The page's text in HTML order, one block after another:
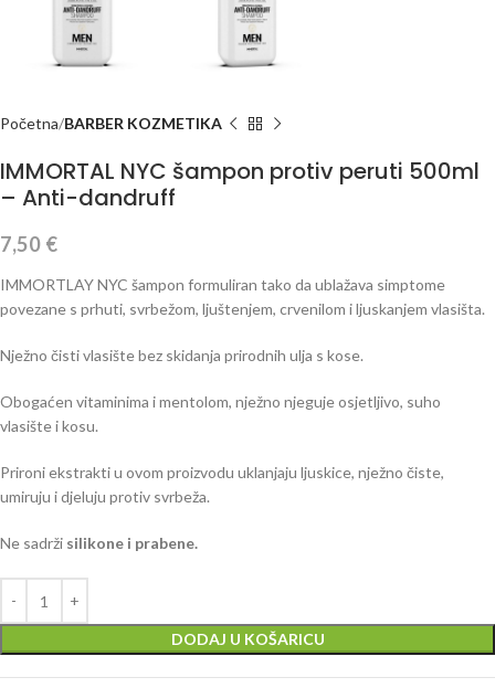
Početna BARBER KOZMETIKA
IMMORTAL NYC šampon protiv peruti 500ml
– Anti-dandruff
7,50 €
IMMORTLAY NYC šampon formuliran tako da ublažava simptome
povezane s prhuti, svrbežom, ljuštenjem, crvenilom i ljuskanjem vlasišta.
Nježno čisti vlasište bez skidanja prirodnih ulja s kose.
Obogaćen vitaminima i mentolom, nježno njeguje osjetljivo, suho
vlasište i kosu.
Prironi ekstrakti u ovom proizvodu uklanjaju ljuskice, nježno čiste,
umiruju i djeluju protiv svrbeža.
Ne sadrži silikone i prabene.
DODAJ U KOŠARICU